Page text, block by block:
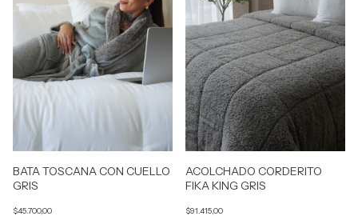
BATA TOSCANA CON CUELLO
GRIS
$45.700,00
ACOLCHADO CORDERITO
FIKA KING GRIS
$91.415,00